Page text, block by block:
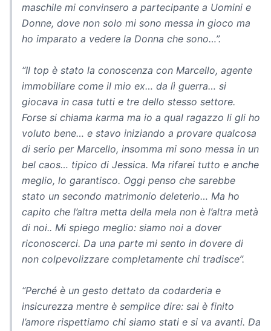
maschile mi convinsero a partecipante a Uomini e
Donne, dove non solo mi sono messa in gioco ma
ho imparato a vedere la Donna che sono…”.
“Il top è stato la conoscenza con Marcello, agente
immobiliare come il mio ex… da lì guerra… si
giocava in casa tutti e tre dello stesso settore.
Forse si chiama karma ma io a qual ragazzo li gli ho
voluto bene… e stavo iniziando a provare qualcosa
di serio per Marcello, insomma mi sono messa in un
bel caos… tipico di Jessica. Ma rifarei tutto e anche
meglio, lo garantisco. Oggi penso che sarebbe
stato un secondo matrimonio deleterio… Ma ho
capito che l’altra metta della mela non è l’altra metà
di noi.. Mi spiego meglio: siamo noi a dover
riconoscerci. Da una parte mi sento in dovere di
non colpevolizzare completamente chi tradisce”.
“Perché è un gesto dettato da codarderia e
insicurezza mentre è semplice dire: sai è finito
l’amore rispettiamo chi siamo stati e si va avanti. Da